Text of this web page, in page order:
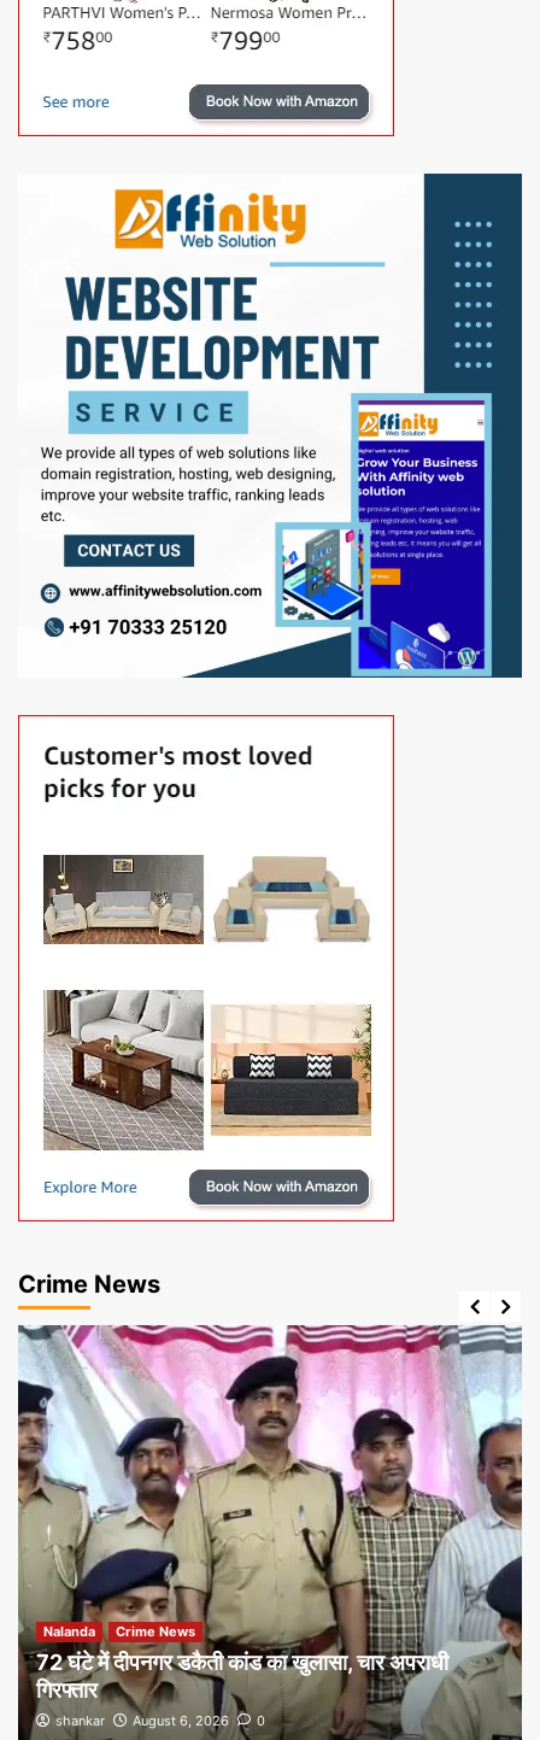
Crime News
Nalanda Crime News
72 घंटे में दीपनगर डकैती कांड का खुलासा, चार अपराधी
गिरफ्तार
shankar August 6, 2026 0